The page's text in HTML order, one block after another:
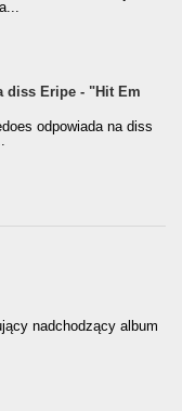
diss Eripe - "Hit Em
odpowiada na diss
nadchodzący album